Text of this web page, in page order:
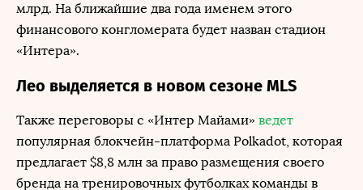
млрд. На ближайшие два года именем этого
финансового конгломерата будет назван стадион
«Интера».
Лео выделяется в новом сезоне MLS
Также переговоры с «Интер Майами» ведет
популярная блокчейн-платформа Polkadot, которая
предлагает $8,8 млн за право размещения своего
бренда на тренировочных футболках команды в